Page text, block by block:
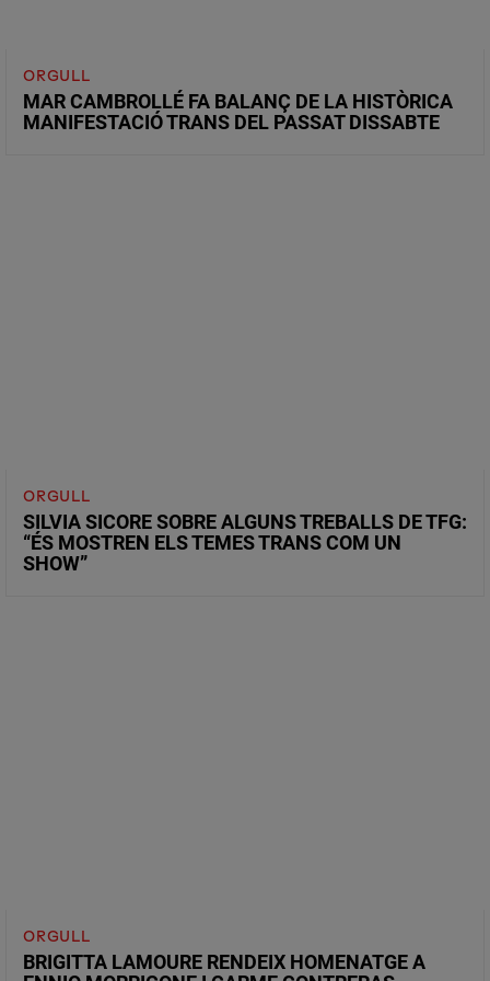
ORGULL
MAR CAMBROLLÉ FA BALANÇ DE LA HISTÒRICA
MANIFESTACIÓ TRANS DEL PASSAT DISSABTE
ORGULL
SILVIA SICORE SOBRE ALGUNS TREBALLS DE TFG:
“ÉS MOSTREN ELS TEMES TRANS COM UN
SHOW”
ORGULL
BRIGITTA LAMOURE RENDEIX HOMENATGE A